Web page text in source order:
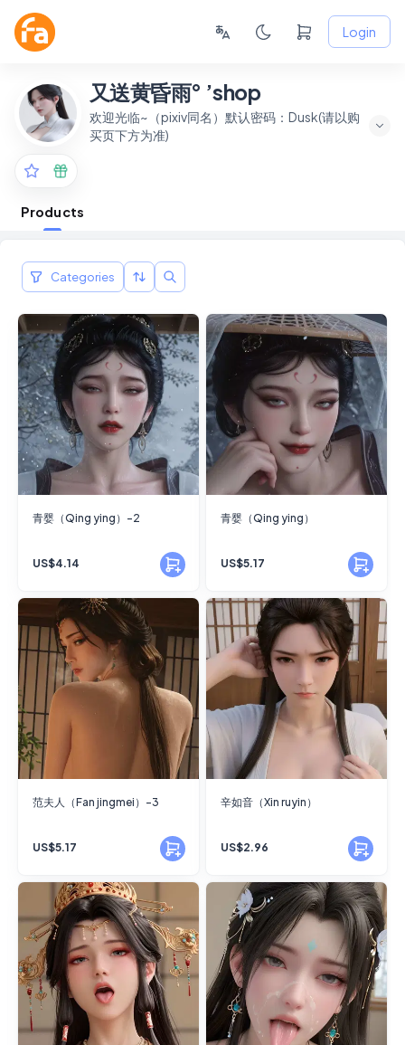
Login
又送黄昏雨° ’shop
欢迎光临~（pixiv同名）默认密码：Dusk(请以购
买页下方为准)
Products
Categories
青婴（Qing ying）-2
US$4.14
青婴（Qing ying）
US$5.17
范夫人（Fan jingmei）-3
US$5.17
辛如音（Xin ruyin）
US$2.96